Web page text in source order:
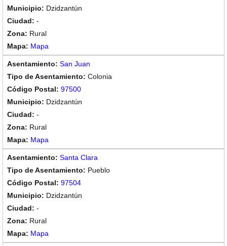
Dzidzantún
-
Rural
Mapa
San Juan
Colonia
97500
Dzidzantún
-
Rural
Mapa
Santa Clara
Pueblo
97504
Dzidzantún
-
Rural
Mapa